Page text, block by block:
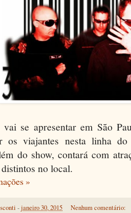
se apresentar em São
os viajantes nesta linha
do show, contará com
no local.
»
-janeiro 30, 2015 Nenhum comentário: